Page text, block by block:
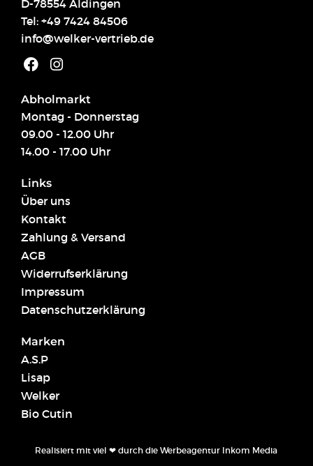
D-78554 Aldingen
Tel: +49 7424 84506
info@welker-vertrieb.de
Abholmarkt
Montag - Donnerstag
09.00 - 12.00 Uhr
14.00 - 17.00 Uhr
Links
Über uns
Kontakt
Zahlung & Versand
AGB
Widerrufserklärung
Impressum
Datenschutzerklärung
Marken
A.S.P
Lisap
Welker
Bio Cutin
Realisiert mit viel ❤ durch dieWerbeagentur Inkom Media